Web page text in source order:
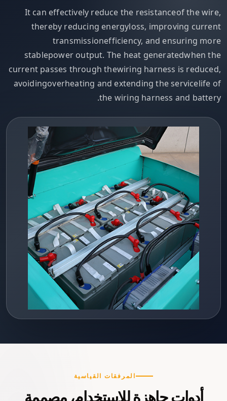
It can effectively reduce the resistanceof the wire,
thereby reducing energyloss, improving current
transmissionefficiency, and ensuring more
stablepower output. The heat generatedwhen the
current passes through thewiring harness is reduced,
avoidingoverheating and extending the servicelife of
the wiring harness and battery.
المرفقات القياسية
أدوات جاهزة للاستخدام، مصممة